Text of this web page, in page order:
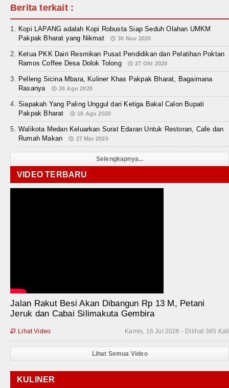
Berita terkait :
Kopi LAPANG adalah Kopi Robusta Siap Seduh Olahan UMKM
Pakpak Bharat yang Nikmat
30 Nov 2020
Ketua PKK Dairi Resmikan Pusat Pendidikan dan Pelatihan Poktan
Ramos Coffee Desa Dolok Tolong
27 Okt 2020
Pelleng Sicina Mbara, Kuliner Khas Pakpak Bharat, Bagaimana
Rasanya
26 Agu 2020
Siapakah Yang Paling Unggul dari Ketiga Bakal Calon Bupati
Pakpak Bharat
16 Agu 2020
Walikota Medan Keluarkan Surat Edaran Untuk Restoran, Cafe dan
Rumah Makan
27 Mar 2020
Selengkapnya...
VIDEO TERBARU
Jalan Rakut Besi Akan Dibangun Rp 13 M, Petani
Jeruk dan Cabai Silimakuta Gembira
Kamis, 16 Jul 2026 - Dilihat 385 Kali
 Lihat Video
Lihat Semua Video
KULINER